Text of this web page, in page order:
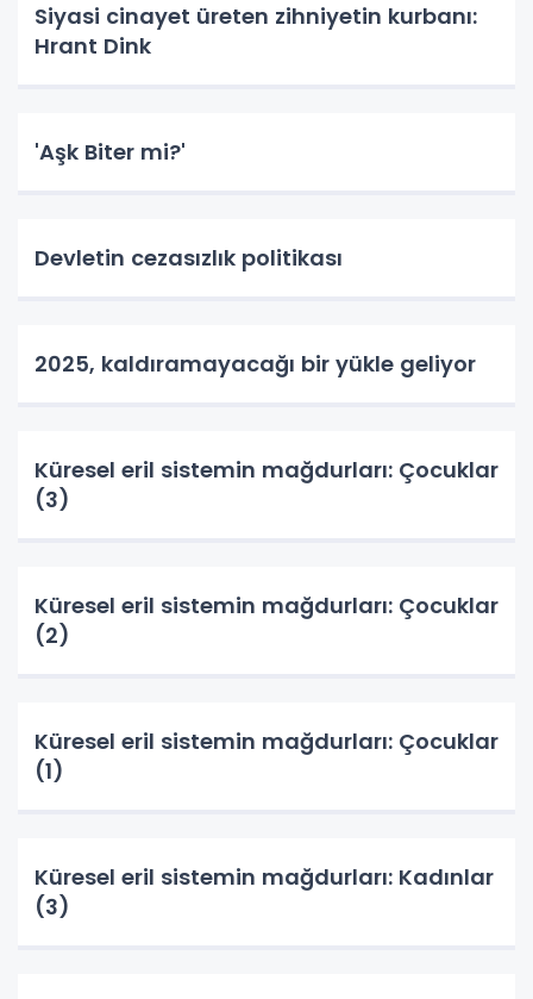
Siyasi cinayet üreten zihniyetin kurbanı:
Hrant Dink
'Aşk Biter mi?'
Devletin cezasızlık politikası
2025, kaldıramayacağı bir yükle geliyor
Küresel eril sistemin mağdurları: Çocuklar
(3)
Küresel eril sistemin mağdurları: Çocuklar
(2)
Küresel eril sistemin mağdurları: Çocuklar
(1)
Küresel eril sistemin mağdurları: Kadınlar
(3)